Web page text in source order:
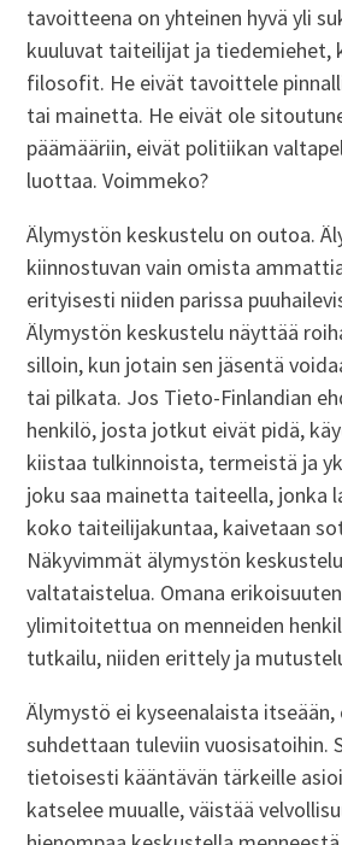
tavoitteena on yhteinen hyvä yli
kuuluvat taiteilijat ja tiedemiehet,
filosofit. He eivät tavoittele
tai mainetta. He eivät ole
päämääriin, eivät politiikan
luottaa. Voimmeko?
Älymystön keskustelu on outoa.
kiinnostuvan vain omista
erityisesti niiden parissa
Älymystön keskustelu näyttää
silloin, kun jotain sen jäsentä
tai pilkata. Jos Tieto-Finlandian
henkilö, josta jotkut eivät pidä,
kiistaa tulkinnoista, termeistä ja
joku saa mainetta taiteella, jonka
koko taiteilijakuntaa, kaivetaan
Näkyvimmät älymystön
valtataistelua. Omana
ylimitoitettua on menneiden
tutkailu, niiden erittely ja
Älymystö ei kyseenalaista
suhdettaan tuleviin vuosisatoihin.
tietoisesti kääntävän tärkeille
katselee muualle, väistää